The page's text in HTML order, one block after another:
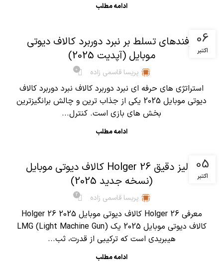
ادامه مطلب
06
اکتبر
ترفندهای تسلط بر نبرد دوربرد کالاف دیوتی
موبایل (آپدیت 2025)
پریسا قاسمی زاده 0
استراتژی های حرفه ای نبرد دوربرد کالاف نبرد دوربرد کالاف
دیوتی موبایل 2025 یکی از جذاب ترین و چالش برانگیزترین
بخش های بازی است. کنترل...
ادامه مطلب
05
اکتبر
آنالیز دقیق Holger 26 کالاف دیوتی موبایل
(نسخه جدید 2025)
پریسا قاسمی زاده 2
معرفی Holger 26 کالاف دیوتی موبایل 2025 Holger 26
کالاف دیوتی موبایل 2025 یک LMG (Light Machine Gun)
هیبریدی است که ترکیبی از قدرت، ثب...
ادامه مطلب